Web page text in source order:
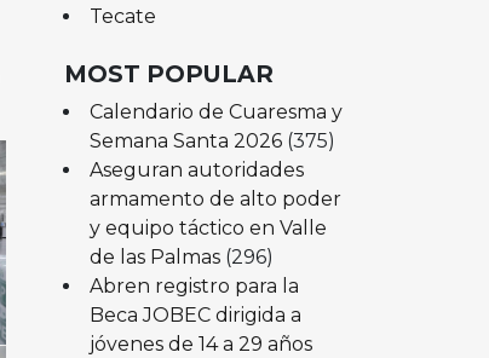
Tecate
MOST POPULAR
Calendario de Cuaresma y
Semana Santa 2026 (375)
Aseguran autoridades
armamento de alto poder
y equipo táctico en Valle
de las Palmas (296)
Abren registro para la
Beca JOBEC dirigida a
jóvenes de 14 a 29 años